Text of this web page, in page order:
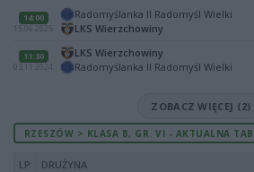
14:00
15.06.2025
Radomyślanka II Radomyśl Wielki
LKS Wierzchowiny
11:30
03.11.2024
LKS Wierzchowiny
Radomyślanka II Radomyśl Wielki
ZOBACZ WIĘCEJ (2)
RZESZÓW > KLASA B, GR. VI - AKTUALNA
LP DRUŻYNA